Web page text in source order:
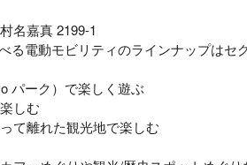
名嘉真 2199-1
る電動モビリティのラインナップはセ
パーク）で楽しく遊ぶ
しむ
て離れた観光地で楽しむ